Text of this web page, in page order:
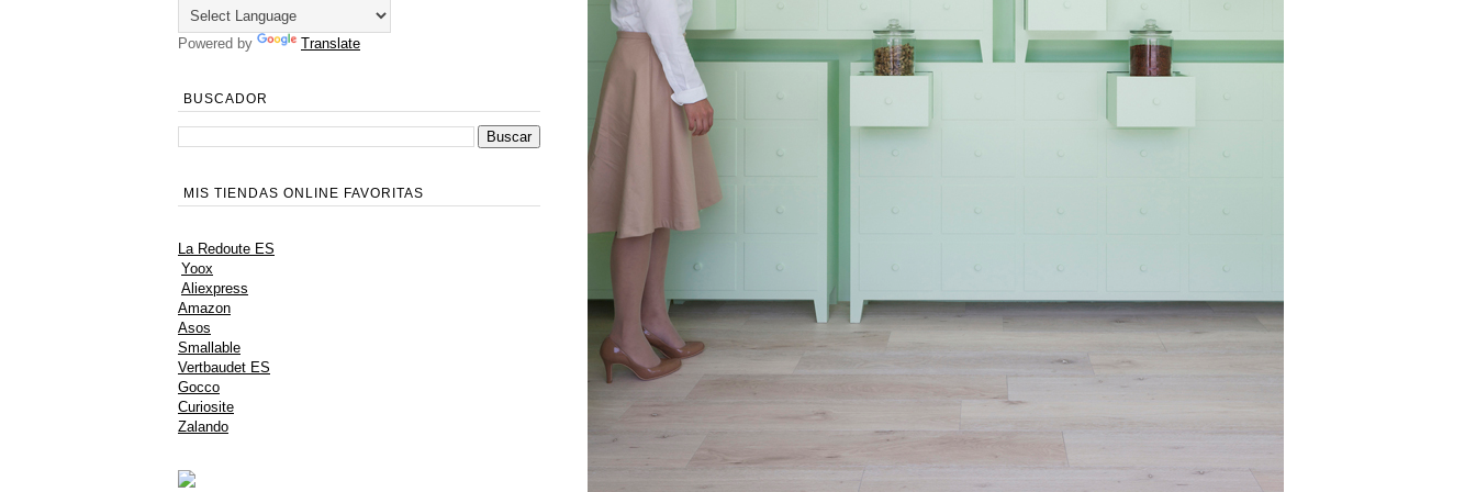
Powered by Translate
BUSCADOR
MIS TIENDAS ONLINE FAVORITAS
La Redoute ES
Yoox
Aliexpress
Amazon
Asos
Smallable
Vertbaudet ES
Gocco
Curiosite
Zalando